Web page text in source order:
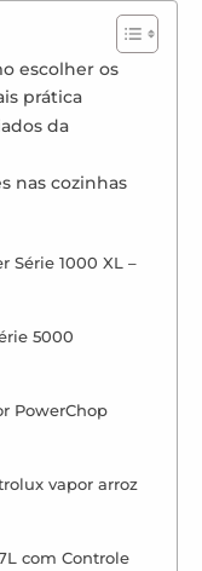
escolher os
prática
da
nas cozinhas
Série 1000 XL –
5000
PowerChop
vapor arroz
com Controle